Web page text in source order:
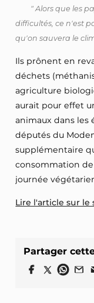
" Alors que les
difficultés, ce n'est
qu'on sauvera le
Ils prônent en
déchets
agriculture
aurait pour effet
animaux dans les
députés du
supplémentaire
consommation
journée
Lire l'article sur le
Partager